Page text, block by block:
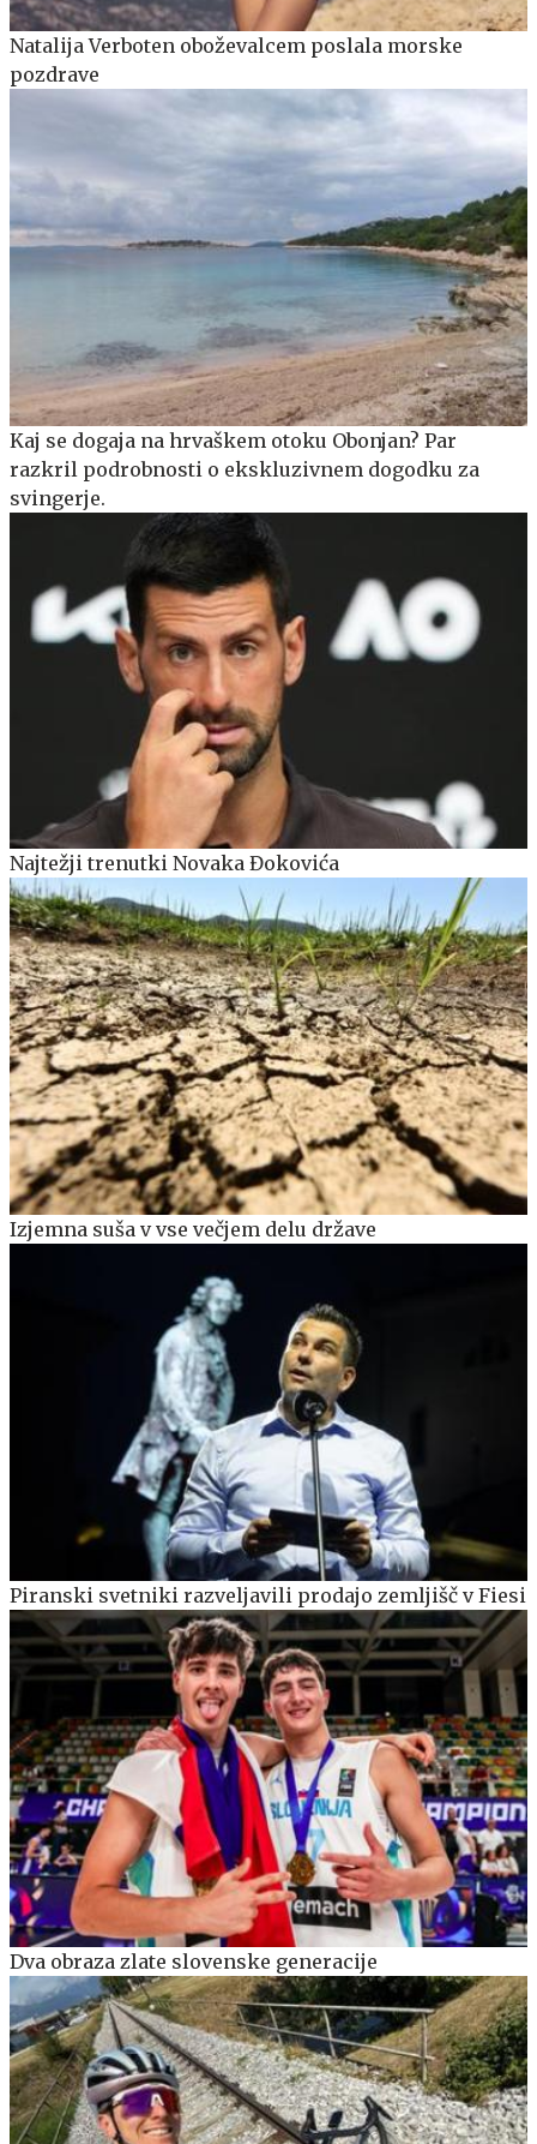
Natalija Verboten oboževalcem poslala morske
pozdrave
Kaj se dogaja na hrvaškem otoku Obonjan? Par
razkril podrobnosti o ekskluzivnem dogodku za
svingerje.
Najtežji trenutki Novaka Đokovića
Izjemna suša v vse večjem delu države
Piranski svetniki razveljavili prodajo zemljišč v Fiesi
Dva obraza zlate slovenske generacije